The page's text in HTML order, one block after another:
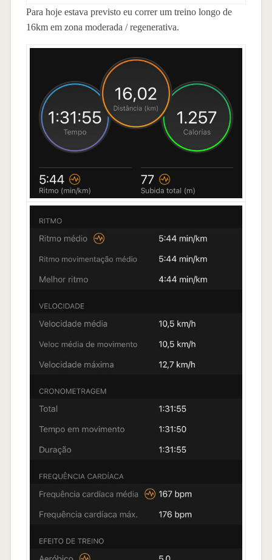
Para hoje estava previsto eu correr um treino longo de
16km em zona moderada / regenerativa.